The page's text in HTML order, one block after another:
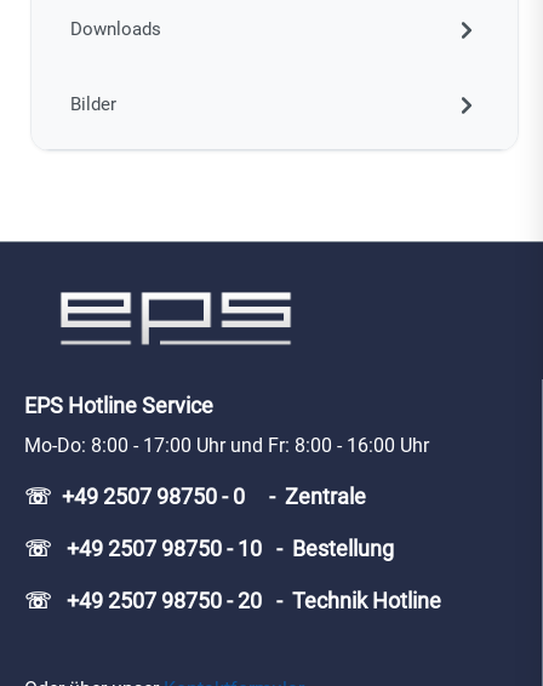
Downloads
Bilder
EPS Hotline Service
Mo-Do: 8:00 - 17:00 Uhr und Fr: 8:00 - 16:00 Uhr
☏ +49 2507 98750 - 0 - Zentrale
☏ +49 2507 98750 - 10 - Bestellung
☏ +49 2507 98750 - 20 - Technik Hotline